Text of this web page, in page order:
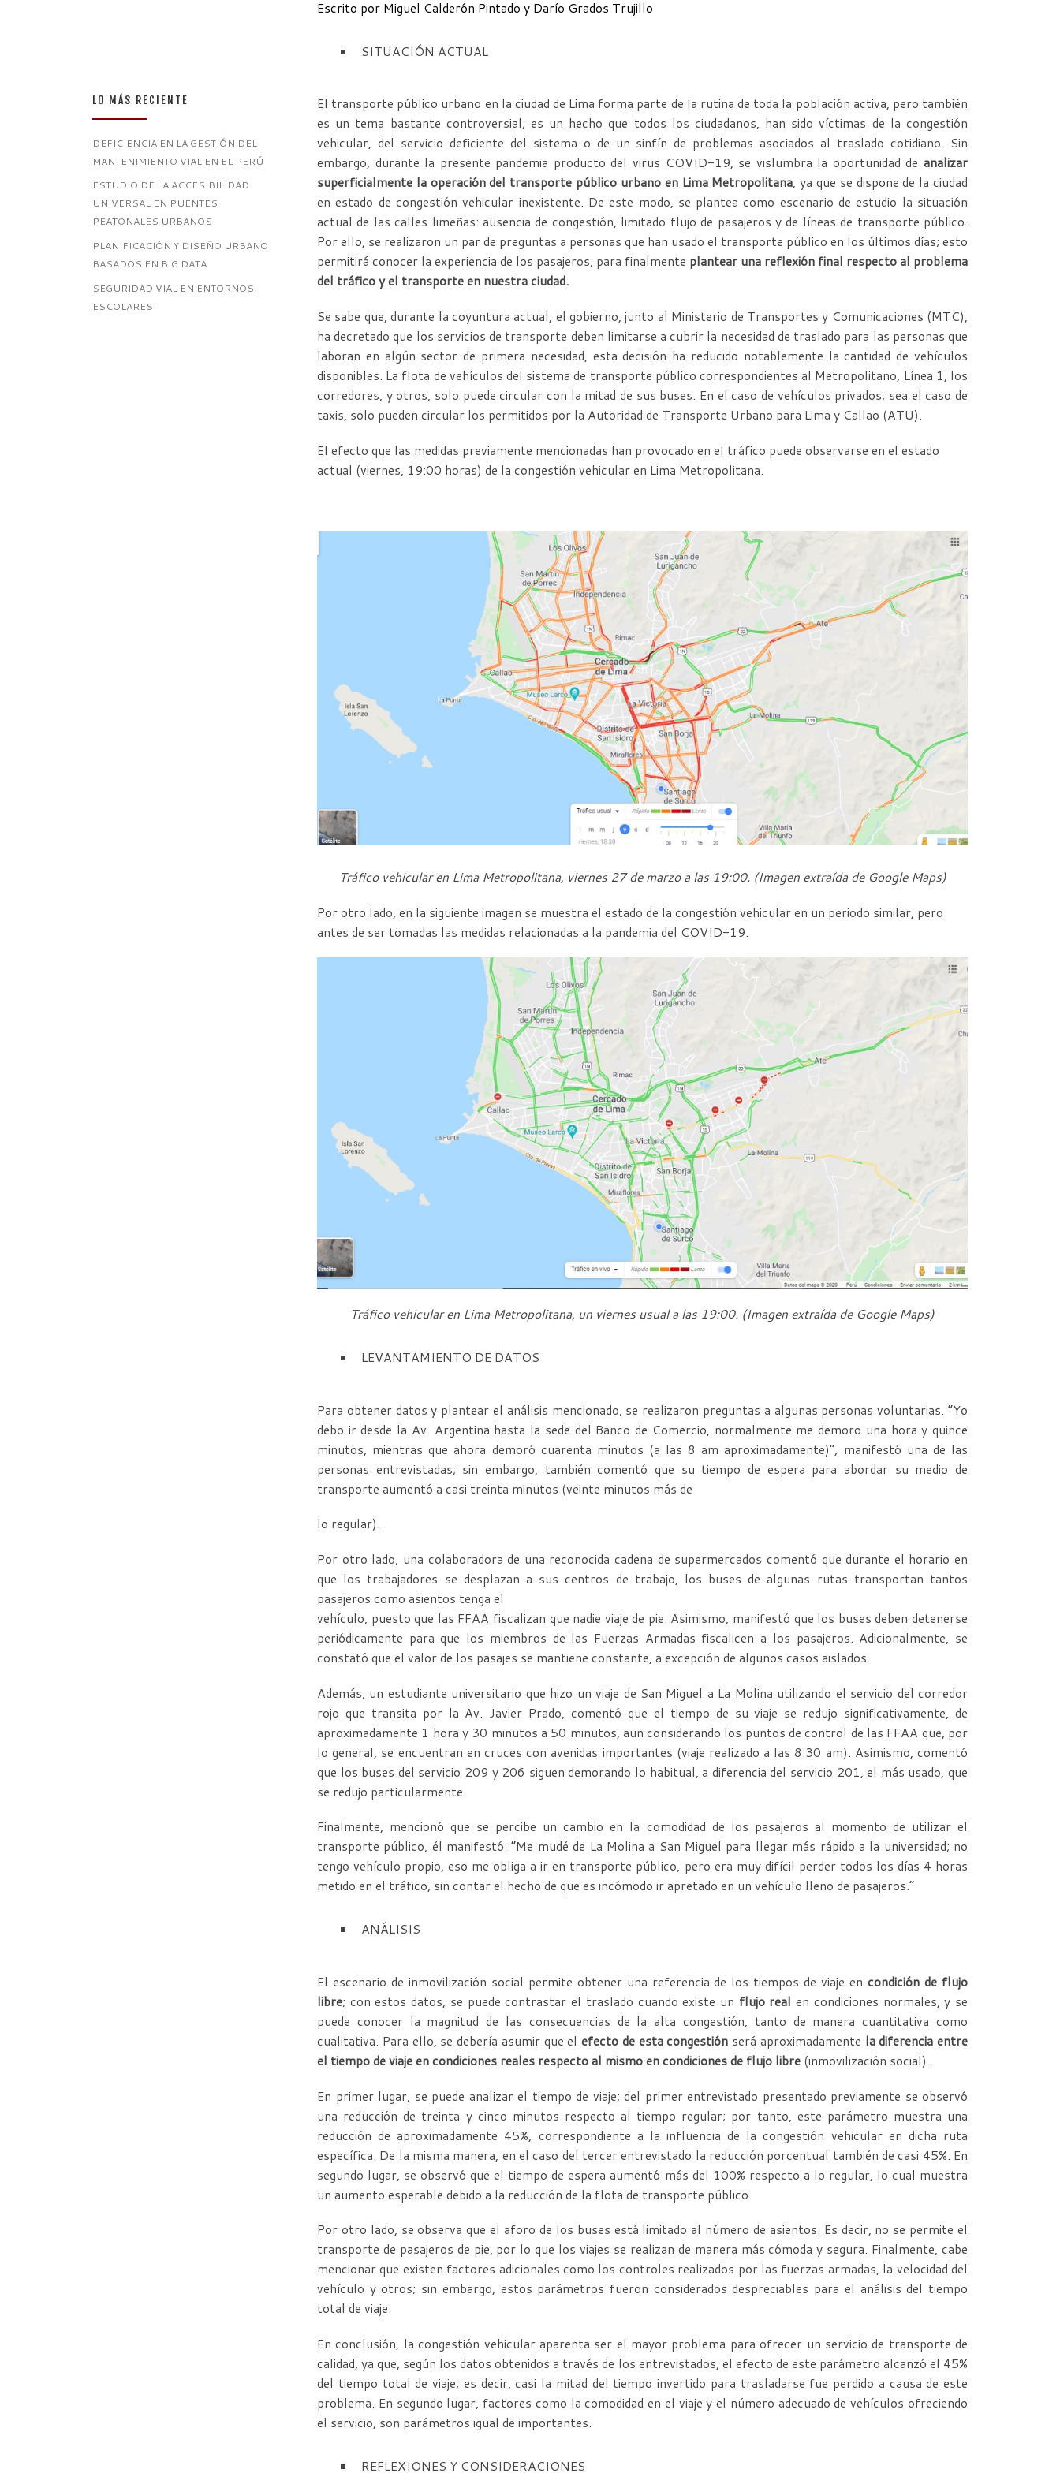
Escrito por Miguel Calderón Pintado y Darío Grados Trujillo
SITUACIÓN ACTUAL
El transporte público urbano en la ciudad de Lima forma parte de la rutina de toda la población activa, pero también
es un tema bastante controversial; es un hecho que todos los ciudadanos, han sido víctimas de la congestión
vehicular, del servicio deficiente del sistema o de un sinfín de problemas asociados al traslado cotidiano. Sin
embargo, durante la presente pandemia producto del virus COVID-19, se vislumbra la oportunidad de analizar
superficialmente la operación del transporte público urbano en Lima Metropolitana, ya que se dispone de la ciudad
en estado de congestión vehicular inexistente. De este modo, se plantea como escenario de estudio la situación
actual de las calles limeñas: ausencia de congestión, limitado flujo de pasajeros y de líneas de transporte público.
Por ello, se realizaron un par de preguntas a personas que han usado el transporte público en los últimos días; esto
permitirá conocer la experiencia de los pasajeros, para finalmente plantear una reflexión final respecto al problema
del tráfico y el transporte en nuestra ciudad.
Se sabe que, durante la coyuntura actual, el gobierno, junto al Ministerio de Transportes y Comunicaciones (MTC),
ha decretado que los servicios de transporte deben limitarse a cubrir la necesidad de traslado para las personas que
laboran en algún sector de primera necesidad, esta decisión ha reducido notablemente la cantidad de vehículos
disponibles. La flota de vehículos del sistema de transporte público correspondientes al Metropolitano, Línea 1, los
corredores, y otros, solo puede circular con la mitad de sus buses. En el caso de vehículos privados; sea el caso de
taxis, solo pueden circular los permitidos por la Autoridad de Transporte Urbano para Lima y Callao (ATU).
El efecto que las medidas previamente mencionadas han provocado en el tráfico puede observarse en el estado
actual (viernes, 19:00 horas) de la congestión vehicular en Lima Metropolitana.
Tráfico vehicular en Lima Metropolitana, viernes 27 de marzo a las 19:00. (Imagen extraída de Google Maps)
Por otro lado, en la siguiente imagen se muestra el estado de la congestión vehicular en un periodo similar, pero
antes de ser tomadas las medidas relacionadas a la pandemia del COVID-19.
Tráfico vehicular en Lima Metropolitana, un viernes usual a las 19:00. (Imagen extraída de Google Maps)
LEVANTAMIENTO DE DATOS
Para obtener datos y plantear el análisis mencionado, se realizaron preguntas a algunas personas voluntarias. “Yo
debo ir desde la Av. Argentina hasta la sede del Banco de Comercio, normalmente me demoro una hora y quince
minutos, mientras que ahora demoró cuarenta minutos (a las 8 am aproximadamente)”, manifestó una de las
personas entrevistadas; sin embargo, también comentó que su tiempo de espera para abordar su medio de
transporte aumentó a casi treinta minutos (veinte minutos más de
lo regular).
Por otro lado, una colaboradora de una reconocida cadena de supermercados comentó que durante el horario en
que los trabajadores se desplazan a sus centros de trabajo, los buses de algunas rutas transportan tantos
pasajeros como asientos tenga el
vehículo, puesto que las FFAA fiscalizan que nadie viaje de pie. Asimismo, manifestó que los buses deben detenerse
periódicamente para que los miembros de las Fuerzas Armadas fiscalicen a los pasajeros. Adicionalmente, se
constató que el valor de los pasajes se mantiene constante, a excepción de algunos casos aislados.
Además, un estudiante universitario que hizo un viaje de San Miguel a La Molina utilizando el servicio del corredor
rojo que transita por la Av. Javier Prado, comentó que el tiempo de su viaje se redujo significativamente, de
aproximadamente 1 hora y 30 minutos a 50 minutos, aun considerando los puntos de control de las FFAA que, por
lo general, se encuentran en cruces con avenidas importantes (viaje realizado a las 8:30 am). Asimismo, comentó
que los buses del servicio 209 y 206 siguen demorando lo habitual, a diferencia del servicio 201, el más usado, que
se redujo particularmente.
Finalmente, mencionó que se percibe un cambio en la comodidad de los pasajeros al momento de utilizar el
transporte público, él manifestó: “Me mudé de La Molina a San Miguel para llegar más rápido a la universidad; no
tengo vehículo propio, eso me obliga a ir en transporte público, pero era muy difícil perder todos los días 4 horas
metido en el tráfico, sin contar el hecho de que es incómodo ir apretado en un vehículo lleno de pasajeros.”
ANÁLISIS
El escenario de inmovilización social permite obtener una referencia de los tiempos de viaje encondición de flujo
libre; con estos datos, se puede contrastar el traslado cuando existe un flujo real en condiciones normales, y se
puede conocer la magnitud de las consecuencias de la alta congestión, tanto de manera cuantitativa como
cualitativa. Para ello, se debería asumir que el efecto de esta congestión será aproximadamente la diferencia entre
el tiempo de viaje en condiciones reales respecto al mismo en condiciones de flujo libre (inmovilización social).
En primer lugar, se puede analizar el tiempo de viaje; del primer entrevistado presentado previamente se observó
una reducción de treinta y cinco minutos respecto al tiempo regular; por tanto, este parámetro muestra una
reducción de aproximadamente 45%, correspondiente a la influencia de la congestión vehicular en dicha ruta
específica. De la misma manera, en el caso del tercer entrevistado la reducción porcentual también de casi 45%. En
segundo lugar, se observó que el tiempo de espera aumentó más del 100% respecto a lo regular, lo cual muestra
un aumento esperable debido a la reducción de la flota de transporte público.
Por otro lado, se observa que el aforo de los buses está limitado al número de asientos. Es decir, no se permite el
transporte de pasajeros de pie, por lo que los viajes se realizan de manera más cómoda y segura. Finalmente, cabe
mencionar que existen factores adicionales como los controles realizados por las fuerzas armadas, la velocidad del
vehículo y otros; sin embargo, estos parámetros fueron considerados despreciables para el análisis del tiempo
total de viaje.
En conclusión, la congestión vehicular aparenta ser el mayor problema para ofrecer un servicio de transporte de
calidad, ya que, según los datos obtenidos a través de los entrevistados, el efecto de este parámetro alcanzó el 45%
del tiempo total de viaje; es decir, casi la mitad del tiempo invertido para trasladarse fue perdido a causa de este
problema. En segundo lugar, factores como la comodidad en el viaje y el número adecuado de vehículos ofreciendo
el servicio, son parámetros igual de importantes.
REFLEXIONES Y CONSIDERACIONES
LO MÁS RECIENTE
DEFICIENCIA EN LA GESTIÓN DEL
MANTENIMIENTO VIAL EN EL PERÚ
ESTUDIO DE LA ACCESIBILIDAD
UNIVERSAL EN PUENTES
PEATONALES URBANOS
PLANIFICACIÓN Y DISEÑO URBANO
BASADOS EN BIG DATA
SEGURIDAD VIAL EN ENTORNOS
ESCOLARES